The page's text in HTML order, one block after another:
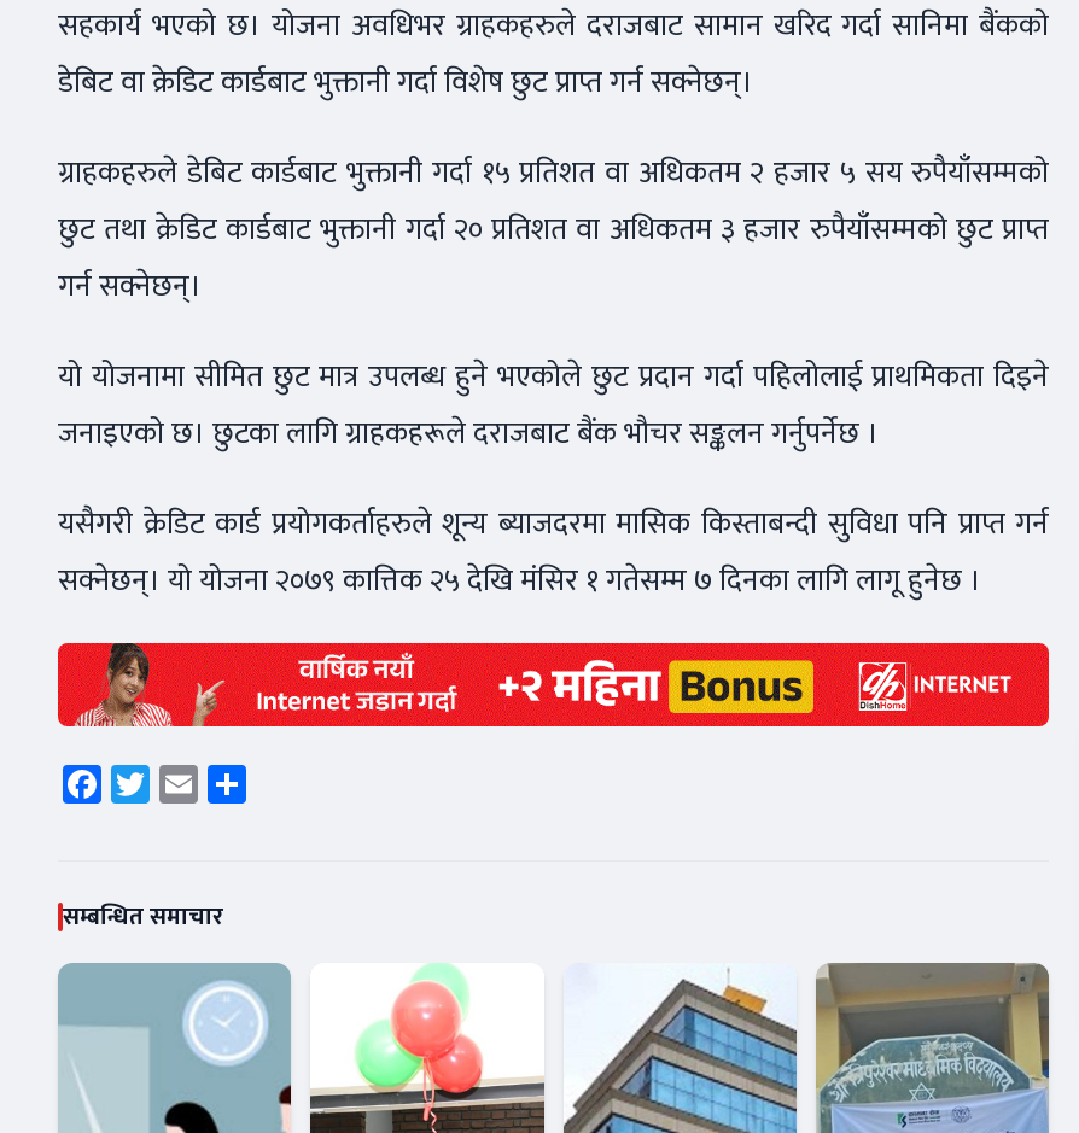
सहकार्य भएको छ। योजना अवधिभर ग्राहकहरुले दराजबाट सामान खरिद गर्दा सानिमा बैंकको
डेबिट वा क्रेडिट कार्डबाट भुक्तानी गर्दा विशेष छुट प्राप्त गर्न सक्नेछन्।
ग्राहकहरुले डेबिट कार्डबाट भुक्तानी गर्दा १५ प्रतिशत वा अधिकतम २ हजार ५ सय रुपैयाँसम्मको
छुट तथा क्रेडिट कार्डबाट भुक्तानी गर्दा २० प्रतिशत वा अधिकतम ३ हजार रुपैयाँसम्मको छुट प्राप्त
गर्न सक्नेछन्।
यो योजनामा सीमित छुट मात्र उपलब्ध हुने भएकोले छुट प्रदान गर्दा पहिलोलाई प्राथमिकता दिइने
जनाइएको छ। छुटका लागि ग्राहकहरूले दराजबाट बैंक भौचर सङ्कलन गर्नुपर्नेछ ।
यसैगरी क्रेडिट कार्ड प्रयोगकर्ताहरुले शून्य ब्याजदरमा मासिक किस्ताबन्दी सुविधा पनि प्राप्त गर्न
सक्नेछन्। यो योजना २०७९ कात्तिक २५ देखि मंसिर १ गतेसम्म ७ दिनका लागि लागू हुनेछ ।
Facebook
Twitter
Email
सम्बन्धित समाचार